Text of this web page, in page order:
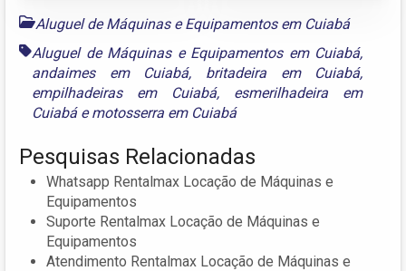
Aluguel de Máquinas e Equipamentos em Cuiabá
Aluguel de Máquinas e Equipamentos em Cuiabá,
andaimes em Cuiabá, britadeira em Cuiabá,
empilhadeiras em Cuiabá, esmerilhadeira em
Cuiabáemotosserra em Cuiabá
Pesquisas Relacionadas
Whatsapp Rentalmax Locação de Máquinas e
Equipamentos
Suporte Rentalmax Locação de Máquinas e
Equipamentos
Atendimento Rentalmax Locação de Máquinas e